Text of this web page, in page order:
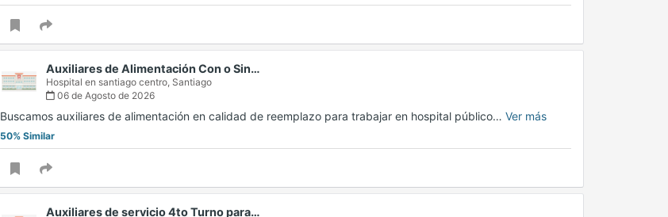
Auxiliares de Alimentación Con o Sin…
Hospital en santiago centro, Santiago
06 de Agosto de 2026
Buscamos auxiliares de alimentación en calidad de reemplazo para trabajar en hospital público… Ver más
50% Similar
Auxiliares de servicio 4to Turno para…